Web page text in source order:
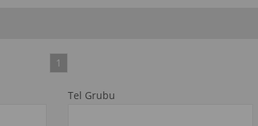
1
Tel Grubu